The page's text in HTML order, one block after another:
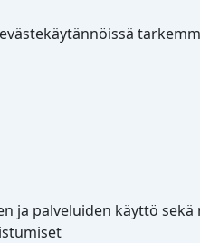
ja palveluiden käyttö